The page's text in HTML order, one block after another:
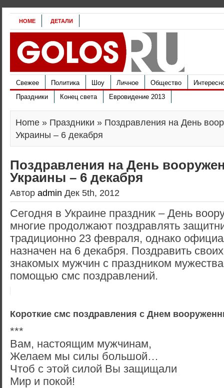
HOME ДЕТАЛИ
Свежее Политика Шоу Личное Общество
Праздники
Конец света Евровидение 2013
Home » Праздники » Поздравления на День
Украины – 6 декабря
Поздравления на День
Украины – 6 декабря
Автор admin Дек 5th, 2012
Сегодня в Украине праздник – День
многие продолжают поздравлять
традиционно 23 февраля, однако
назначен на 6 декабря. Поздравить
знакомых мужчин с праздником
помощью смс поздравлений.
Короткие смс поздравления с Днем
***
Вам, настоящим мужчинам,
Желаем мы силы большой…
Чтоб с этой силой Вы защищали
Мир и покой!